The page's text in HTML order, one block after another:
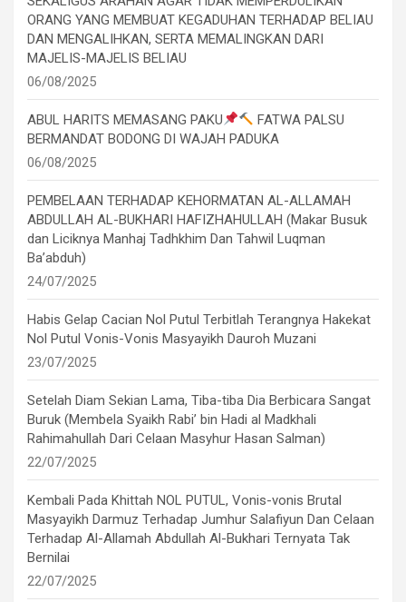
ORANG YANG MEMBUAT KEGADUHAN TERHADAP BELIAU
DAN MENGALIHKAN, SERTA MEMALINGKAN DARI
MAJELIS-MAJELIS BELIAU
06/08/2025
ABUL HARITS MEMASANG PAKU
FATWA PALSU
BERMANDAT BODONG DI WAJAH PADUKA
06/08/2025
PEMBELAAN TERHADAP KEHORMATAN AL-ALLAMAH
ABDULLAH AL-BUKHARI HAFIZHAHULLAH (Makar Busuk
dan Liciknya Manhaj Tadhkhim Dan Tahwil Luqman
Ba’abduh)
24/07/2025
Habis Gelap Cacian Nol Putul Terbitlah Terangnya Hakekat
Nol Putul Vonis-Vonis Masyayikh Dauroh Muzani
23/07/2025
Setelah Diam Sekian Lama, Tiba-tiba Dia Berbicara Sangat
Buruk (Membela Syaikh Rabi’ bin Hadi al Madkhali
Rahimahullah Dari Celaan Masyhur Hasan Salman)
22/07/2025
Kembali Pada Khittah NOL PUTUL, Vonis-vonis Brutal
Masyayikh Darmuz Terhadap Jumhur Salafiyun Dan Celaan
Terhadap Al-Allamah Abdullah Al-Bukhari Ternyata Tak
Bernilai
22/07/2025